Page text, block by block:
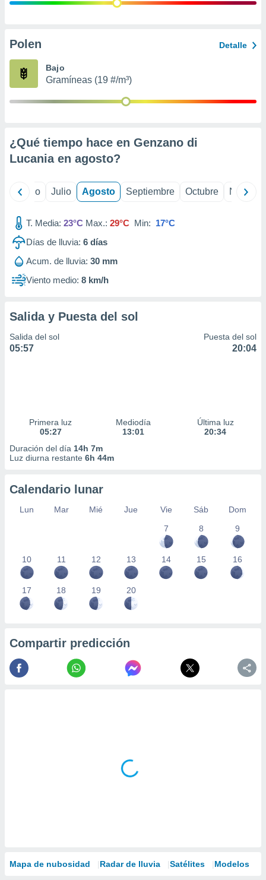
publicidad
de
Polen Detalle
Bajo
Gramíneas (19 #/m³)
¿Qué tiempo hace en Genzano di
Lucania en agosto?
Junio Julio Agosto Septiembre Octubre
T. Media: 23°C Max.: 29°C Min: 17°C
Días de lluvia: 6 días
Acum. de lluvia: 30 mm
Viento medio: 8 km/h
Salida y Puesta del sol
Salida del sol
05:57
Puesta del sol
20:04
Primera luz
05:27
Mediodía
13:01
Última luz
20:34
Duración del día 14h 7m
Luz diurna restante 6h 44m
Calendario lunar
Lun Mar Mié Jue Vie Sáb
Dom
7
8 9
10 11 12 13 14 15 16
17 18 19 20
Compartir predicción
Mapa de nubosidad Radar de lluvia Satélites Modelos